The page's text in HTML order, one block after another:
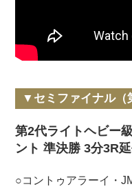
▼セミファイナル（
第2代ライトヘビー
ント 準決勝 3分3R
○コントゥアラーイ・